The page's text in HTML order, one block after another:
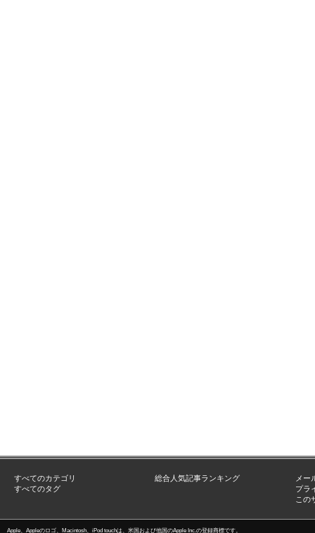
すべてのカテゴリ
すべてのタグ
総合人気記事ランキング
メー
プラ
この
Apple、Appleのロゴ、Macintosh、iPod touchは、米国および他国のApple Inc.の登録商標です。